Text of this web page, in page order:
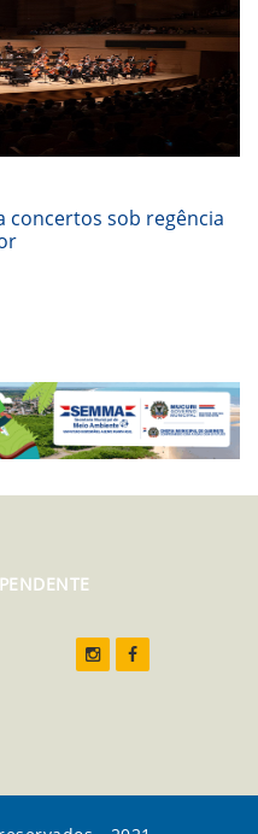
concertos sob regência